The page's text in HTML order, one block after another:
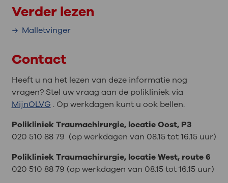
Verder lezen
Malletvinger
Contact
Heeft u na het lezen van deze informatie nog
vragen? Stel uw vraag aan de polikliniek via
MijnOLVG . Op werkdagen kunt u ook bellen.
Polikliniek Traumachirurgie, locatie Oost, P3
020 510 88 79 (op werkdagen van 08.15 tot 16.15 uur)
Polikliniek Traumachirurgie, locatie West, route 6
020 510 88 79 (op werkdagen van 08.15 tot 16.15 uur)